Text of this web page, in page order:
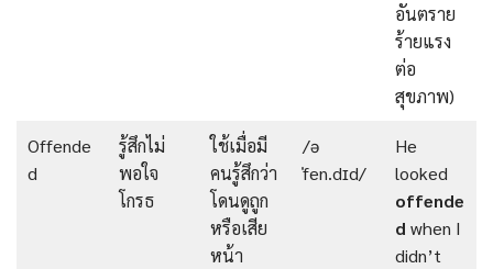
อันตราย
ร้ายแรง
ต่อ
สุขภาพ)
Offende
d
รู้สึกไม่
พอใจ
โกรธ
ใช้เมื่อมี
คนรู้สึกว่า
โดนดูถูก
หรือเสีย
หน้า
/ə
ˈfen.dɪd/
He
looked
offende
d when I
didn’t